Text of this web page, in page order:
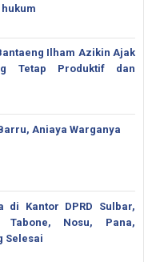
Ilham Azikin Ajak
Tetap Produktif dan
Aniaya Warganya
di Kantor DPRD Sulbar,
Nosu, Pana,
Selesai